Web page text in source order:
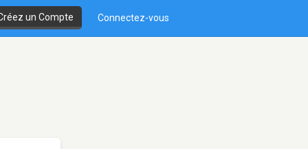
un Compte Connectez-vous